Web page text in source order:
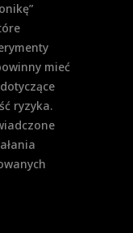
mieć
ryzyka.